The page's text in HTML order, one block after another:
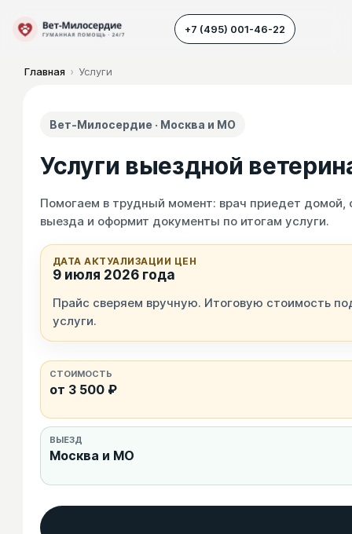
Усыпление собак
Усыпление кошек
Кремация животных
Вскрытие животных
+7 (495) 001-46-22
Главная › Услуги
Вет-Милосердие · Москва и МО
Услуги выездной
Помогаем в трудный момент: врач приедет домой,
выезда и оформит документы по итогам услуги.
ДАТА АКТУАЛИЗАЦИИ ЦЕН
9 июля 2026 года
Прайс сверяем вручную. Итоговую стоимость
услуги.
СТОИМОСТЬ
от 3 500 ₽
ВЫЕЗД
Москва и МО